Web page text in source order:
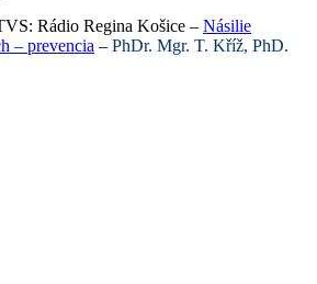
Rádio Regina Košice – Násilie
– prevencia – PhDr. Mgr. T. Kříž, PhD.